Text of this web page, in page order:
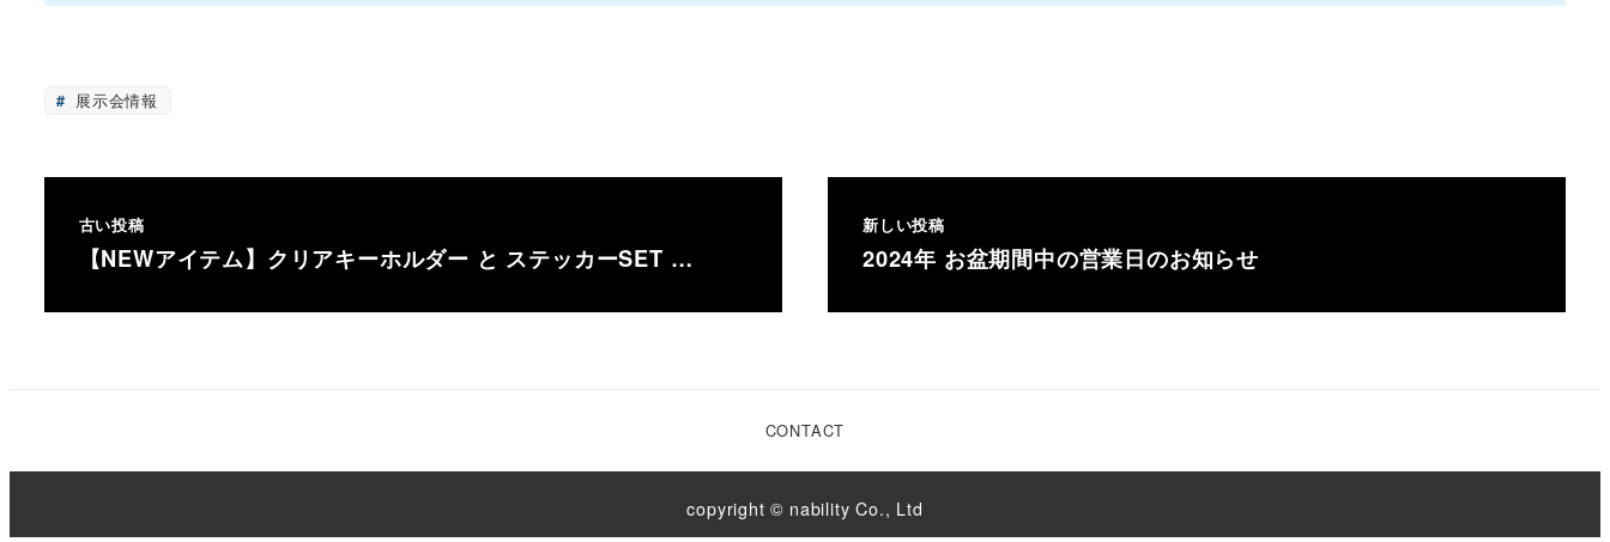
展示会情報
古い投稿
【NEWアイテム】クリアキーホルダー と ステッカーSET …
新しい投稿
2024年 お盆期間中の営業日のお知らせ
CONTACT
copyright © nability Co., Ltd